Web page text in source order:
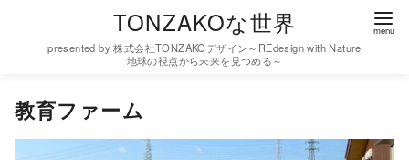
TONZAKOな世界
presented by 株式会社TONZAKOデザイン～REdesign with Nature
地球の視点から未来を見つめる～
教育ファーム